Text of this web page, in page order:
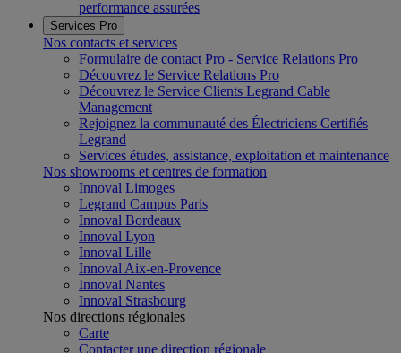
performance assurées
Services Pro
Nos contacts et services
Formulaire de contact Pro - Service Relations Pro
Découvrez le Service Relations Pro
Découvrez le Service Clients Legrand Cable
Management
Rejoignez la communauté des Électriciens Certifiés
Legrand
Services études, assistance, exploitation et maintenance
Nos showrooms et centres de formation
Innoval Limoges
Legrand Campus Paris
Innoval Bordeaux
Innoval Lyon
Innoval Lille
Innoval Aix-en-Provence
Innoval Nantes
Innoval Strasbourg
Nos directions régionales
Carte
Contacter une direction régionale